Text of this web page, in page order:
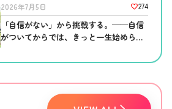
2026年7月5日 274
「自信がない」から挑戦する。──自信
がついてからでは、きっと一生始められ